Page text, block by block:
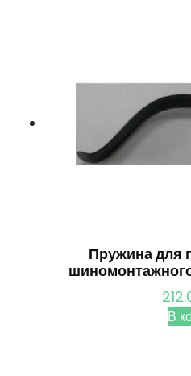
Пружина для
В